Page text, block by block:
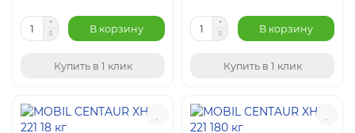
В корзину
Купить в 1 клик
В корзину
Купить в 1 клик